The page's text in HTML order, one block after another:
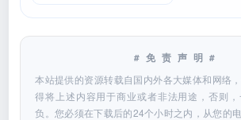
#免责声明#
本站提供的资源转载自国内外各大媒体和网络
得将上述内容用于商业或者非法用途，否则
负。您必须在下载后的24个小时之内，从您的